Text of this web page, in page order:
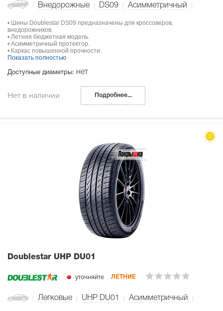
Внедорожные DS09 Асимметричный
• Шины Doublestar DS09 предназначены для кроссоверов,
внедорожников.
• Летняя бюджетная модель.
• Асимметричный протектор.
• Каркас повышенной прочности.
Показать полностью
Доступные диаметры: нет
Нет в наличии Подробнее...
Doublestar UHP DU01
уточняйте ЛЕТНИЕ
Легковые UHP DU01 Асимметричный